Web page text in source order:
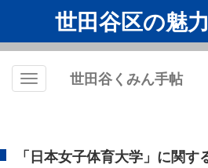
世田谷区の魅
Toggle
世田谷くみん手帖
「日本女子体育大学」に関す